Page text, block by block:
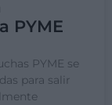
PYME
PYME se
para salir